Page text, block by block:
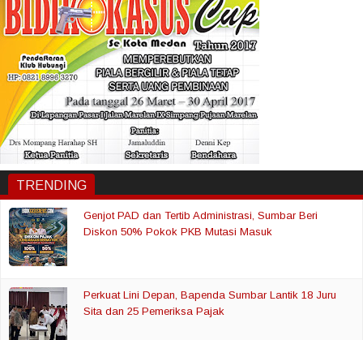
TRENDING
Genjot PAD dan Tertib Administrasi, Sumbar Beri
Diskon 50% Pokok PKB Mutasi Masuk
Perkuat Lini Depan, Bapenda Sumbar Lantik 18 Juru
Sita dan 25 Pemeriksa Pajak